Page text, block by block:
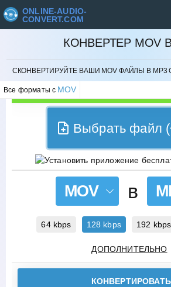
ONLINE-AUDIO-
CONVERT.COM
КОНВЕРТЕР MOV
СКОНВЕРТИРУЙТЕ ВАШИ MOV ФАЙЛЫ В
Все форматы с MOV
ОТМЕНИТЬ
Выбрать файл
MOV в
64 kbps 128 kbps 192 kbps
ДОПОЛНИТЕЛЬНО
КОНВЕРТИРОВАТЬ